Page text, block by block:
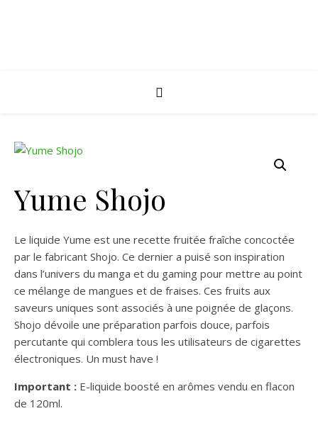
Yume Shojo
Le liquide Yume est une recette fruitée fraîche concoctée
par le fabricant Shojo. Ce dernier a puisé son inspiration
dans l’univers du manga et du gaming pour mettre au point
ce mélange de mangues et de fraises. Ces fruits aux
saveurs uniques sont associés à une poignée de glaçons.
Shojo dévoile une préparation parfois douce, parfois
percutante qui comblera tous les utilisateurs de cigarettes
électroniques. Un must have !
Important : E-liquide boosté en arômes vendu en flacon
de 120ml.